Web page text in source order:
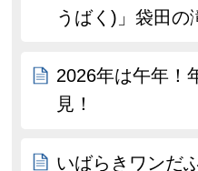
うばく)」袋田の
2026年は午年！
見！
いばらきワンだ